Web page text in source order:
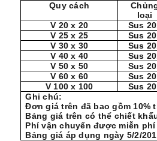
Quy cách
loại
V 20 x 20 Sus
V 25 x 25
Sus
V 30 x 30
Sus
V 40 x 40
Sus
V 50 x 50
Sus
V 60 x 60
Sus
V 100 x 100
Sus
Ghi chú:
Đơn giá trên đã bao gồm 10%
Bảng giá trên có thể chiết
Phí vận chuyển được miễn phí
Bảng giá áp dụng ngày 5/2/